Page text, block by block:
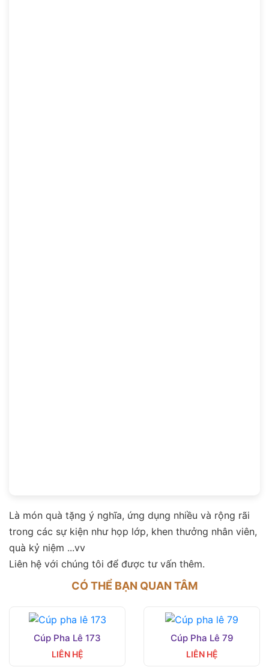
Là món quà tặng ý nghĩa, ứng dụng nhiều và rộng rãi
trong các sự kiện như họp lớp, khen thưởng nhân viên,
quà kỷ niệm ...vv
Liên hệ với chúng tôi để được tư vấn thêm.
CÓ THỂ BẠN QUAN TÂM
Cúp Pha Lê 173
LIÊN HỆ
Cúp Pha Lê 79
LIÊN HỆ